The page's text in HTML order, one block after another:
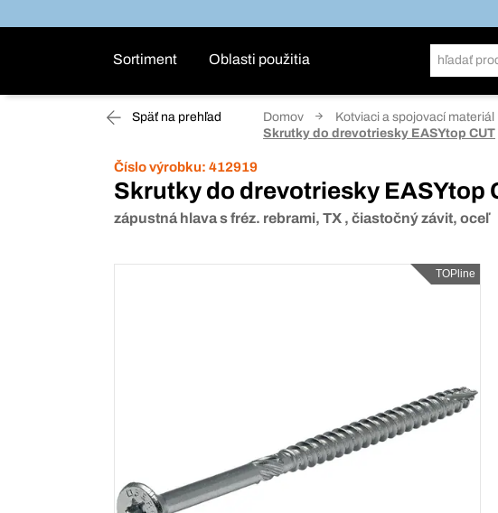
Sortiment Oblasti použitia
Späť na prehľad Domov Kotviaci a spojovací materiál
Skrutky do drevotriesky EASYtop CUT
Číslo výrobku: 412919
Skrutky do drevotriesky EASYtop
zápustná hlava s fréz. rebrami, TX , čiastočný závit, oceľ
TOPline